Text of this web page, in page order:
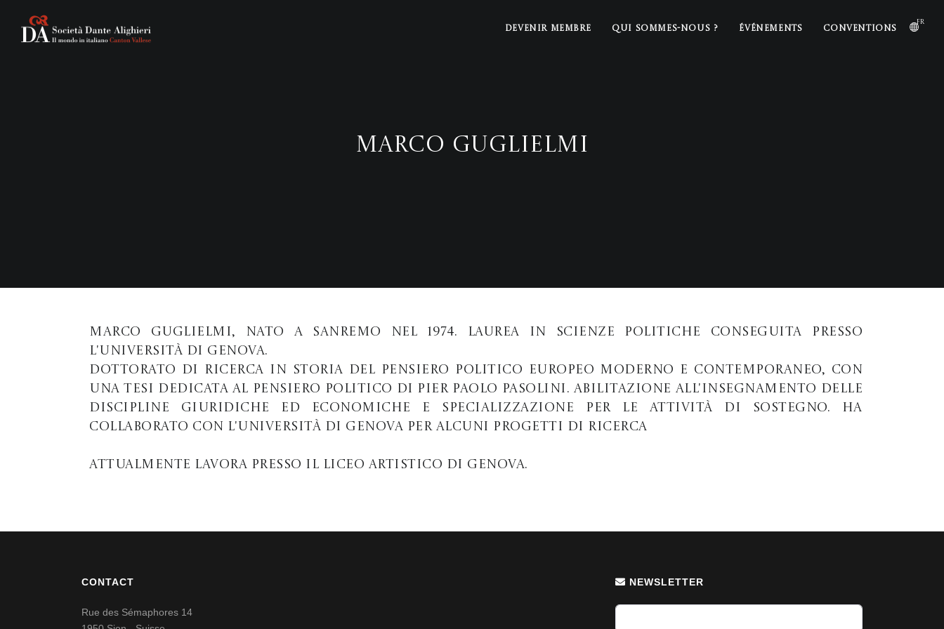
fr
DEVENIR MEMBRE QUI SOMMES-NOUS ? ÉVÉNEMENTS CONVENTIONS
Marco Guglielmi
Marco Guglielmi, nato a Sanremo nel 1974. Laurea in Scienze Politiche conseguita presso
l'Università di Genova.
Dottorato di ricerca in Storia del pensiero politico europeo moderno e contemporaneo, con
una tesi dedicata al pensiero politico di Pier Paolo Pasolini. Abilitazione all'insegnamento delle
discipline giuridiche ed economiche e specializzazione per le attività di sostegno. Ha
collaborato con l'Università di Genova per alcuni progetti di ricerca
Attualmente lavora presso il liceo artistico di Genova.
CONTACT
Rue des Sémaphores 14
NEWSLETTER